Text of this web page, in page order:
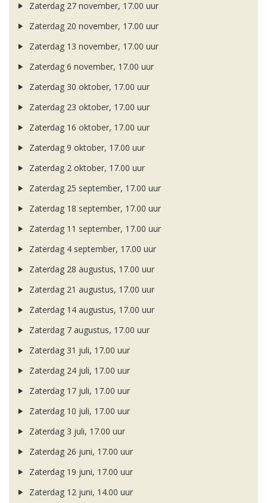
Zaterdag 27 november, 17.00 uur
Zaterdag 20 november, 17.00 uur
Zaterdag 13 november, 17.00 uur
Zaterdag 6 november, 17.00 uur
Zaterdag 30 oktober, 17.00 uur
Zaterdag 23 oktober, 17.00 uur
Zaterdag 16 oktober, 17.00 uur
Zaterdag 9 oktober, 17.00 uur
Zaterdag 2 oktober, 17.00 uur
Zaterdag 25 september, 17.00 uur
Zaterdag 18 september, 17.00 uur
Zaterdag 11 september, 17.00 uur
Zaterdag 4 september, 17.00 uur
Zaterdag 28 augustus, 17.00 uur
Zaterdag 21 augustus, 17.00 uur
Zaterdag 14 augustus, 17.00 uur
Zaterdag 7 augustus, 17.00 uur
Zaterdag 31 juli, 17.00 uur
Zaterdag 24 juli, 17.00 uur
Zaterdag 17 juli, 17.00 uur
Zaterdag 10 juli, 17.00 uur
Zaterdag 3 juli, 17.00 uur
Zaterdag 26 juni, 17.00 uur
Zaterdag 19 juni, 17.00 uur
Zaterdag 12 juni, 14.00 uur